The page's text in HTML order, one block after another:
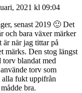
2021 kl 09:04
senast 2019 🙂 Det
och bara växer märker
är när jag tittar på
märks. Den stog längst
torv blandat med
torv som
alla fukt uppifrån
bra.